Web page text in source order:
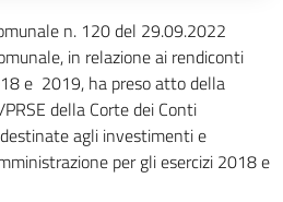
n. 120 del 29.09.2022
in relazione ai rendiconti
e 2019, ha preso atto della
della Corte dei Conti
agli investimenti e
per gli esercizi 2018 e